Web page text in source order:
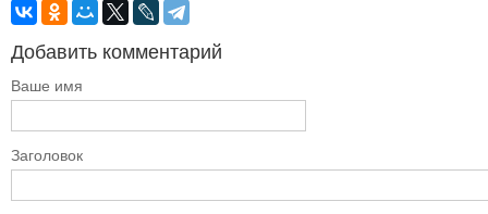
Добавить комментарий
Ваше имя
Заголовок